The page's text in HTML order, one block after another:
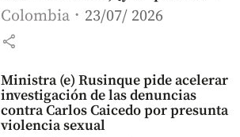
Colombia 23/07/ 2026
share
Ministra (e) Rusinque pide acelerar
investigación de las denuncias
contra Carlos Caicedo por presunta
violencia sexual